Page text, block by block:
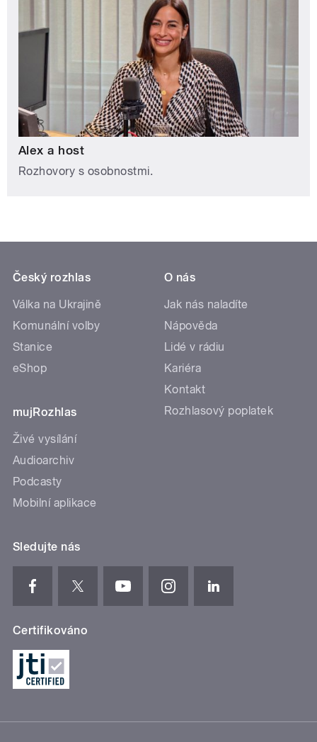
Alex a host
Rozhovory s osobnostmi.
Český rozhlas
Válka na Ukrajině
Komunální volby
Stanice
eShop
mujRozhlas
Živé vysílání
Audioarchiv
Podcasty
Mobilní aplikace
O nás
Jak nás naladíte
Nápověda
Lidé v rádiu
Kariéra
Kontakt
Rozhlasový poplatek
Sledujte nás
Certifikováno